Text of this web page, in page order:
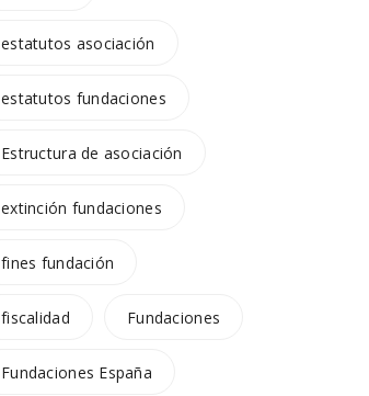
estatutos asociación
estatutos fundaciones
Estructura de asociación
extinción fundaciones
fines fundación
fiscalidad Fundaciones
Fundaciones España